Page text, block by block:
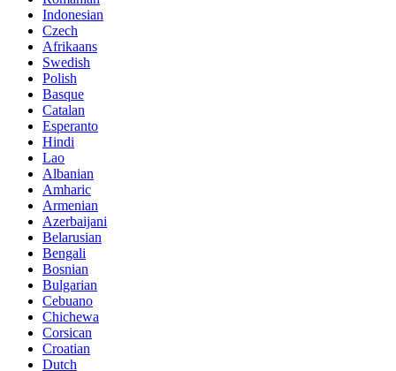
Indonesian
Czech
Afrikaans
Swedish
Polish
Basque
Catalan
Esperanto
Hindi
Lao
Albanian
Amharic
Armenian
Azerbaijani
Belarusian
Bengali
Bosnian
Bulgarian
Cebuano
Chichewa
Corsican
Croatian
Dutch